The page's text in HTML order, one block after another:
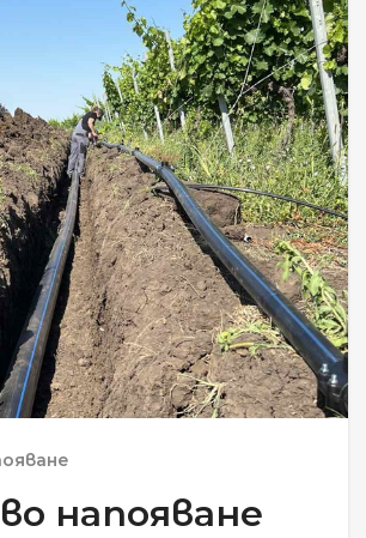
напояване